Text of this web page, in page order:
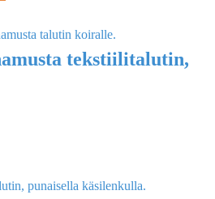
tekstiilitalutin,